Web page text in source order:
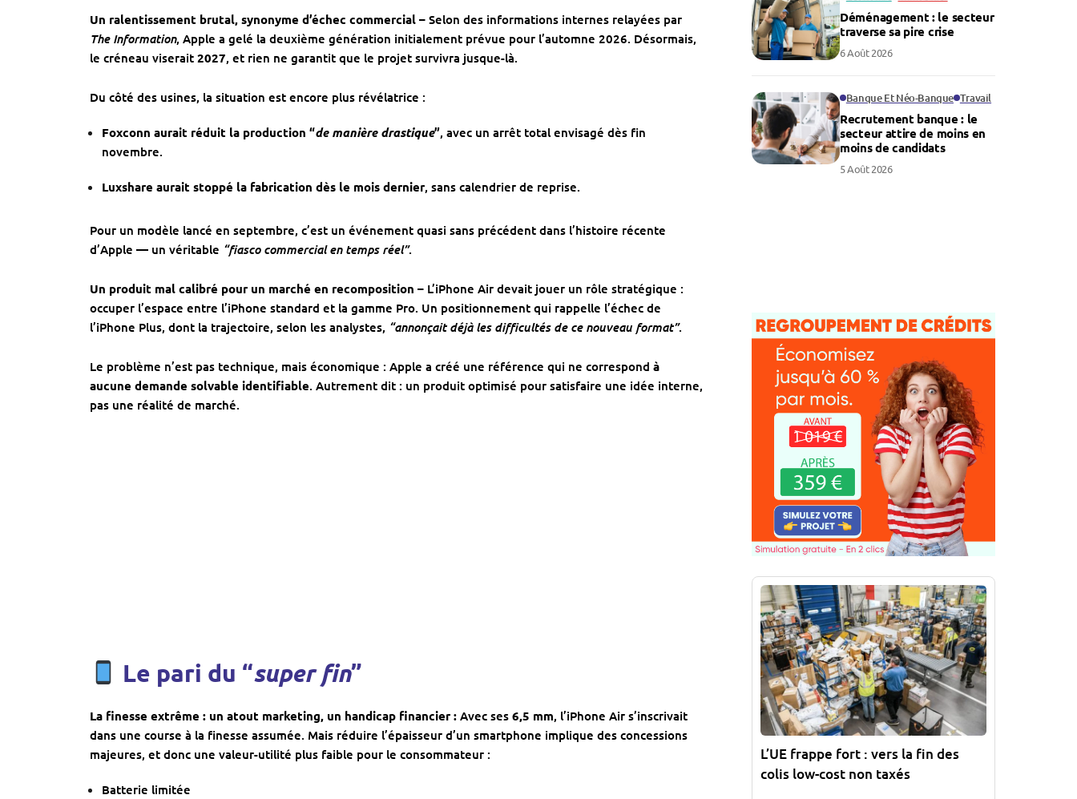
Un ralentissement brutal, synonyme d’échec commercial – Selon des informations internes relayées par
The Information, Apple a gelé la deuxième génération initialement prévue pour l’automne 2026. Désormais,
le créneau viserait 2027, et rien ne garantit que le projet survivra jusque-là.
Du côté des usines, la situation est encore plus révélatrice :
Foxconn aurait réduit la production “de manière drastique”, avec un arrêt total envisagé dès fin
novembre.
Luxshare aurait stoppé la fabrication dès le mois dernier, sans calendrier de reprise.
Pour un modèle lancé en septembre, c’est un événement quasi sans précédent dans l’histoire récente
d’Apple — un véritable “fiasco commercial en temps réel”.
Un produit mal calibré pour un marché en recomposition – L’iPhone Air devait jouer un rôle stratégique :
occuper l’espace entre l’iPhone standard et la gamme Pro. Un positionnement qui rappelle l’échec de
l’iPhone Plus, dont la trajectoire, selon les analystes, “annonçait déjà les difficultés de ce nouveau format”.
Le problème n’est pas technique, mais économique : Apple a créé une référence qui ne correspond à
aucune demande solvable identifiable. Autrement dit : un produit optimisé pour satisfaire une idée interne,
pas une réalité de marché.
Le pari du “super fin”
La finesse extrême : un atout marketing, un handicap financier : Avec ses 6,5 mm, l’iPhone Air s’inscrivait
dans une course à la finesse assumée. Mais réduire l’épaisseur d’un smartphone implique des concessions
majeures, et donc une valeur-utilité plus faible pour le consommateur :
Batterie limitée
Déménagement : le secteur
traverse sa pire crise
6 Août 2026
Banque Et Néo-Banque Travail
Recrutement banque : le
secteur attire de moins en
moins de candidats
5 Août 2026
L’UE frappe fort : vers la fin des
colis low-cost non taxés